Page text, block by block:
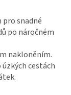
pro snadné
po náročném
nakloněním.
cestách